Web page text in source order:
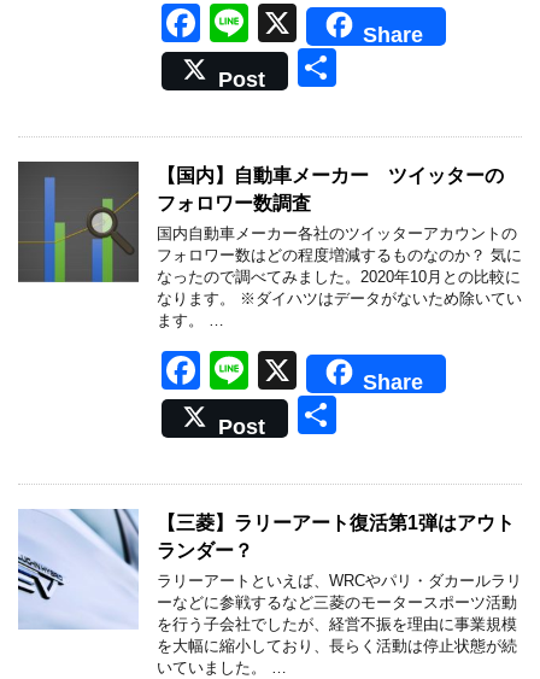
F
a
c
e
b
o
o
k
Li
n
e
X
Share
Post
【国内】自動車メーカー ツイッターの
フォロワー数調査
国内自動車メーカー各社のツイッターアカウントの
フォロワー数はどの程度増減するものなのか？ 気に
なったので調べてみました。2020年10月との比較に
なります。 ※ダイハツはデータがないため除いてい
ます。 …
F
a
c
e
b
o
o
k
Li
n
e
X
Share
Post
【三菱】ラリーアート復活第1弾はアウト
ランダー？
ラリーアートといえば、WRCやパリ・ダカールラリ
ーなどに参戦するなど三菱のモータースポーツ活動
を行う子会社でしたが、経営不振を理由に事業規模
を大幅に縮小しており、長らく活動は停止状態が続
いていました。 …